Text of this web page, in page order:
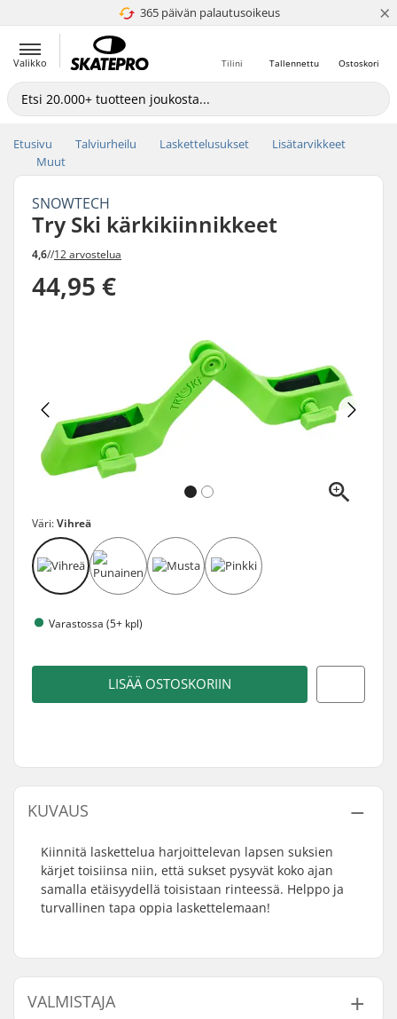
365 päivän palautusoikeus
4.8 / 5 ×
Valikko Ostoskori
Tallennettu
Tilini
Etusivu Talviurheilu Laskettelusukset
Lisätarvikkeet
Muut
SNOWTECH
Try Ski kärkikiinnikkeet
4,6//12 arvostelua
44,95 €
Väri:Vihreä
Varastossa (5+ kpl)
LISÄÄ OSTOSKORIIN
KUVAUS
Kiinnitä laskettelua harjoittelevan lapsen suksien
kärjet toisiinsa niin, että sukset pysyvät koko ajan
samalla etäisyydellä toisistaan rinteessä. Helppo ja
turvallinen tapa oppia laskettelemaan!
VALMISTAJA